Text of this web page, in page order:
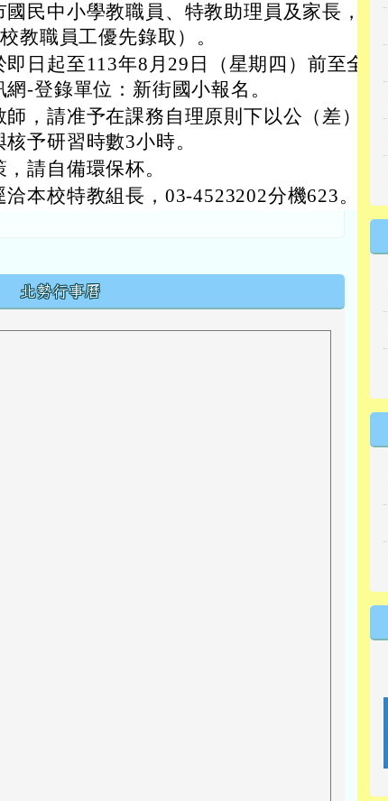
民中小學教職員、特教助理員及家長，共
教職員工優先錄取）。
日起至113年8月29日（星期四）前至全
-登錄單位：新街國小報名。
，請准予在課務自理原則下以公（差）假
予研習時數3小時。
請自備環保杯。
本校特教組長，03-4523202分機623。
北勢行事曆